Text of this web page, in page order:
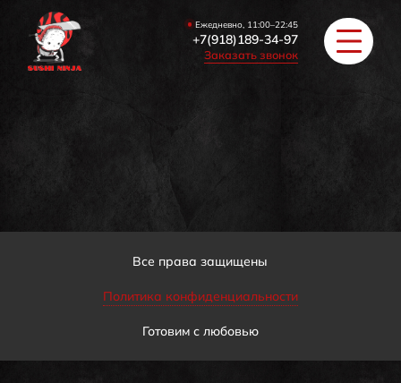
Ежедневно, 11:00–22:45
+7(918)189-34-97
Заказать звонок
ЗАКУСКИ / СУПЫ
COУС / ИМБИРЬ
Все права защищены
Политика конфиденциальности
Готовим с любовью